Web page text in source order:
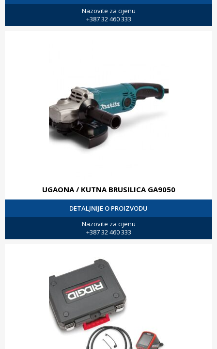
Nazovite za cijenu
+387 32 460 333
UGAONA / KUTNA BRUSILICA GA9050
DETALJNIJE O PROIZVODU
Nazovite za cijenu
+387 32 460 333